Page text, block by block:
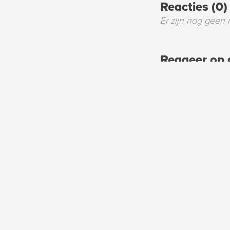
Reacties (0)
Er zijn nog geen
Reageer